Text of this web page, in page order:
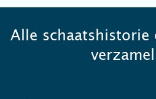
Alle schaatshistorie